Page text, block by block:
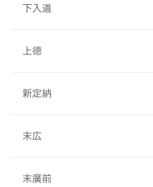
下入道
上徳
新定納
末広
末廣前